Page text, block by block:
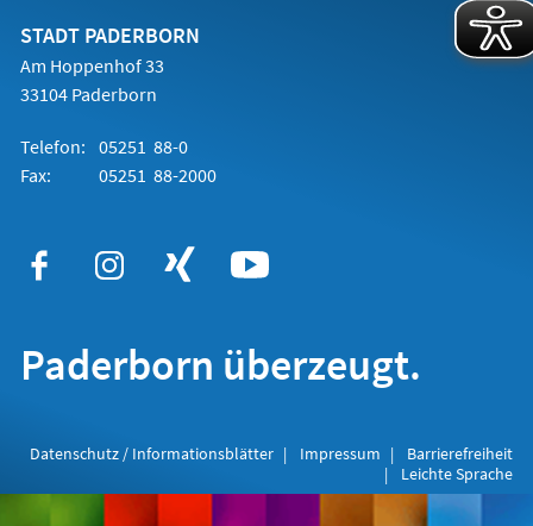
STADT PADERBORN
Am Hoppenhof 33
33104 Paderborn
Telefon: 05251 88-0
Fax:
05251 88-2000
Paderborn überzeugt.
Datenschutz / Informationsblätter Impressum
Barrierefreiheit
Leichte Sprache